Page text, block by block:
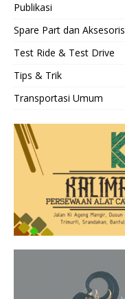
Publikasi
Spare Part dan Aksesoris
Test Ride & Test Drive
Tips & Trik
Transportasi Umum